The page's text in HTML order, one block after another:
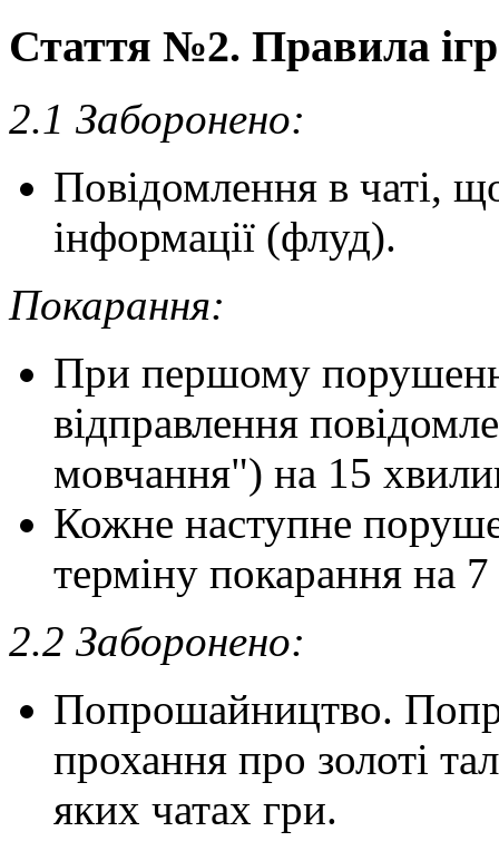
Стаття №2. Правила
2.1 Заборонено:
Повідомлення в чаті,
інформації (флуд).
Покарання:
При першому
відправлення
мовчання") на 15
Кожне наступне
терміну покарання на 7
2.2 Заборонено:
Попрошайництво.
прохання про золоті
яких чатах гри.